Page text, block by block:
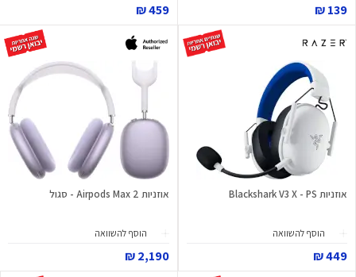
139 ₪
459 ₪
אוזניות Blackshark V3 X - PS
הוסף להשוואה
449 ₪
אוזניות Airpods Max 2 - סגול
הוסף להשוואה
2,190 ₪